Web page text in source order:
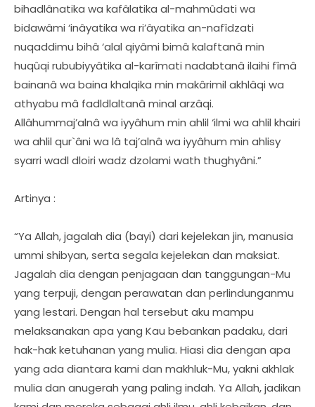
bihadlânatika wa kafâlatika al-mahmûdati wa
bidawâmi ‘inâyatika wa ri’âyatika an-nafîdzati
nuqaddimu bihâ ‘alal qiyâmi bimâ kalaftanâ min
huqûqi rububiyyâtika al-karîmati nadabtanâ ilaihi fîmâ
bainanâ wa baina khalqika min makârimil akhlâqi wa
athyabu mâ fadldlaltanâ minal arzâqi.
Allâhummaj’alnâ wa iyyâhum min ahlil ‘ilmi wa ahlil khairi
wa ahlil qur`âni wa lâ taj’alnâ wa iyyâhum min ahlisy
syarri wadl dloiri wadz dzolami wath thughyâni.”
Artinya :
“Ya Allah, jagalah dia (bayi) dari kejelekan jin, manusia
ummi shibyan, serta segala kejelekan dan maksiat.
Jagalah dia dengan penjagaan dan tanggungan-Mu
yang terpuji, dengan perawatan dan perlindunganmu
yang lestari. Dengan hal tersebut aku mampu
melaksanakan apa yang Kau bebankan padaku, dari
hak-hak ketuhanan yang mulia. Hiasi dia dengan apa
yang ada diantara kami dan makhluk-Mu, yakni akhlak
mulia dan anugerah yang paling indah. Ya Allah, jadikan